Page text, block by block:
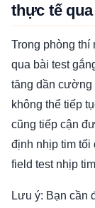
thực tế qua
Trong phòng thí
qua bài test
tăng dần cường
không thể tiếp
cũng tiếp cận
định nhịp tim tối
field test nhịp
Lưu ý: Bạn cần